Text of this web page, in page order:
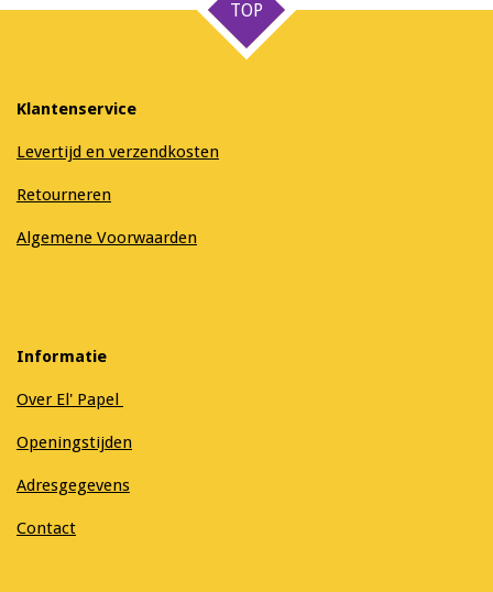
TOP
Klantenservice
Levertijd en verzendkosten
Retourneren
Algemene Voorwaarden
Informatie
Over El' Papel
Openingstijden
Adresgegevens
Contact